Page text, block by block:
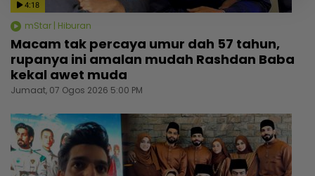
4:18
mStar | Hiburan
Macam tak percaya umur dah 57 tahun,
rupanya ini amalan mudah Rashdan Baba
kekal awet muda
Jumaat, 07 Ogos 2026 5:00 PM